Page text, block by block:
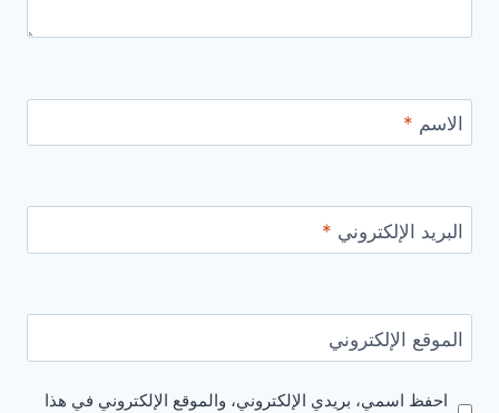
الاسم *
البريد الإلكتروني *
الموقع الإلكتروني
احفظ اسمي، بريدي الإلكتروني، والموقع الإلكتروني في هذا